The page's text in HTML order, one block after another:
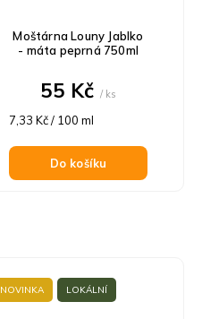
Moštárna Louny Jablko
- máta peprná 750ml
55 Kč/ ks
Měrná
7,33 Kč / 100 ml
Do košíku
NOVINKA LOKÁLNÍ